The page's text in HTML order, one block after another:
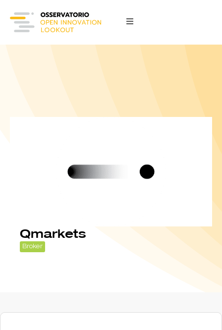
Qmarkets
Broker